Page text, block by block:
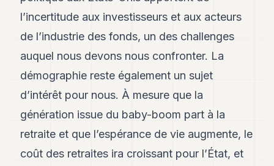
Andy
5
Andy
TECH
ART
DE
VIVRE
l’incertitude aux investisseurs et aux acteurs
de l’industrie des fonds, un des challenges
auquel nous devons nous confronter. La
démographie reste également un sujet
d’intérêt pour nous. À mesure que la
génération issue du baby-boom part à la
retraite et que l’espérance de vie augmente, le
coût des retraites ira croissant pour l’État, et